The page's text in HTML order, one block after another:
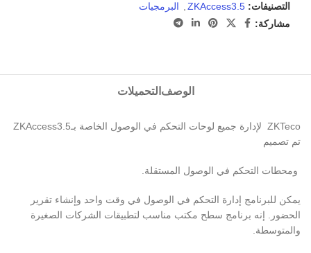
التصنيفات: ZKAccess3.5
البرمجيات
مشاركة:
الوصف التحميلات
ZKTeco لإدارة جميع لوحات التحكم في الوصول الخاصة بـZKAccess3.5
تم تصميم
ومحطات التحكم في الوصول المستقلة.
يمكن للبرنامج إدارة التحكم في الوصول في وقت واحد وإنشاء تقرير
الحضور. إنه برنامج سطح مكتب مناسب لتطبيقات الشركات الصغيرة
والمتوسطة.